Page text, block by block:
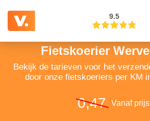
9.5
Fietskoerier
Bekijk de tarieven voor het
door onze fietskoeriers per KM
0,47 Vanaf